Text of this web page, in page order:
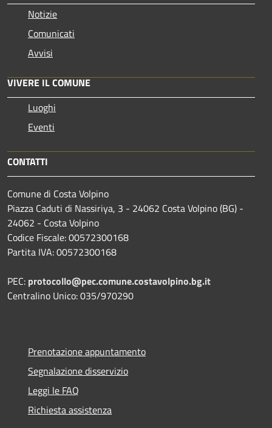
Notizie
Comunicati
Avvisi
VIVERE IL COMUNE
Luoghi
Eventi
CONTATTI
Comune di Costa Volpino
Piazza Caduti di Nassiriya, 3 - 24062 Costa Volpino (BG) -
24062 - Costa Volpino
Codice Fiscale: 00572300168
Partita IVA: 00572300168
PEC: protocollo@pec.comune.costavolpino.bg.it
Centralino Unico: 035/970290
Prenotazione appuntamento
Segnalazione disservizio
Leggi le FAQ
Richiesta assistenza